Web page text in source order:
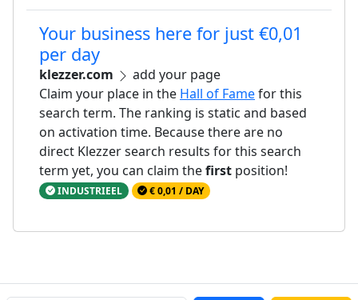
Your business here for just €0,01
per day
klezzer.com
add your page
Claim your place in the Hall of Famefor this
search term. The ranking is static and based
on activation time. Because there are no
direct Klezzer search results for this search
term yet, you can claim thefirst position!
INDUSTRIEEL € 0,01 / DAY